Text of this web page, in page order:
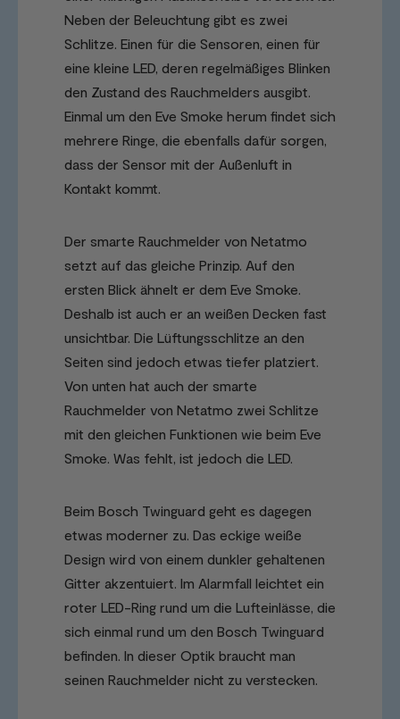
Neben der Beleuchtung gibt es zwei
Schlitze. Einen für die Sensoren, einen für
eine kleine LED, deren regelmäßiges Blinken
den Zustand des Rauchmelders ausgibt.
Einmal um den Eve Smoke herum findet sich
mehrere Ringe, die ebenfalls dafür sorgen,
dass der Sensor mit der Außenluft in
Kontakt kommt.
Der smarte Rauchmelder von Netatmo
setzt auf das gleiche Prinzip. Auf den
ersten Blick ähnelt er dem Eve Smoke.
Deshalb ist auch er an weißen Decken fast
unsichtbar. Die Lüftungsschlitze an den
Seiten sind jedoch etwas tiefer platziert.
Von unten hat auch der smarte
Rauchmelder von Netatmo zwei Schlitze
mit den gleichen Funktionen wie beim Eve
Smoke. Was fehlt, ist jedoch die LED.
Beim Bosch Twinguard geht es dagegen
etwas moderner zu. Das eckige weiße
Design wird von einem dunkler gehaltenen
Gitter akzentuiert. Im Alarmfall leichtet ein
roter LED-Ring rund um die Lufteinlässe, die
sich einmal rund um den Bosch Twinguard
befinden. In dieser Optik braucht man
seinen Rauchmelder nicht zu verstecken.